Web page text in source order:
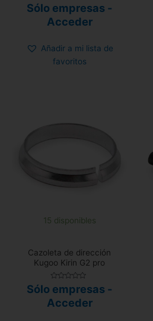
con
0
de
Sólo empresas -
Acceder
Añadir a mi lista de
favoritos
15 disponibles
Cazoleta de dirección
Kugoo Kirin G2 pro
con
0
de
Sólo empresas -
Acceder